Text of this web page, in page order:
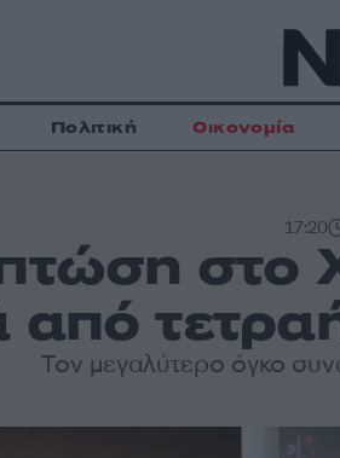
Πολιτική Οικονομία
17:20
στο
από
Τον μεγαλύτερο όγκο